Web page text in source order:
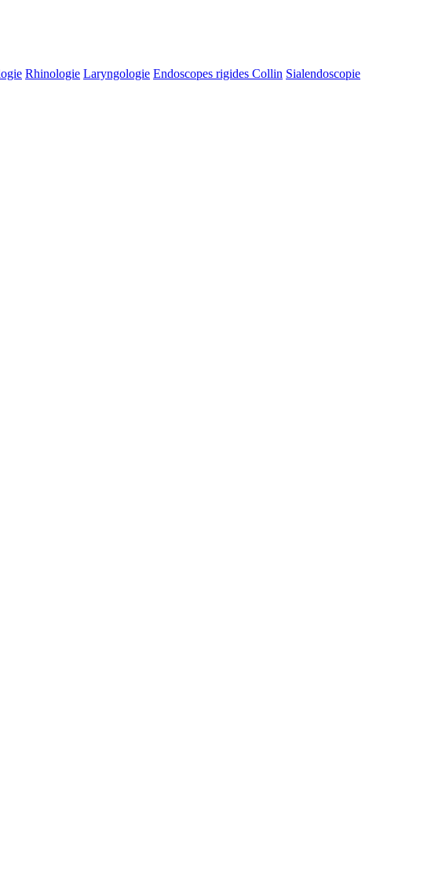
Rhinologie Laryngologie Endoscopes rigides Collin Sialendoscopie